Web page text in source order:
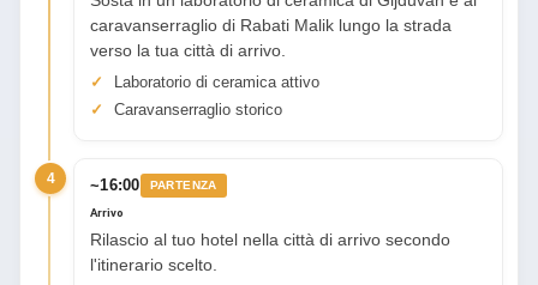
caravanserraglio di Rabati Malik lungo la strada
verso la tua città di arrivo.
Laboratorio di ceramica attivo
Caravanserraglio storico
4 ~16:00 PARTENZA
Arrivo
Rilascio al tuo hotel nella città di arrivo secondo
l'itinerario scelto.